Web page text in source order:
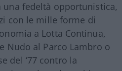
fedeltà opportunistica,
con le mille forme di
a Lotta Continua,
Nudo al Parco Lambro o
del ‘77 contro la